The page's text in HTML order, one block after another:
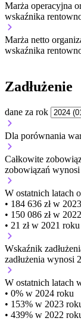
Marża operacyjna
wskaźnika
Marża netto
wskaźnika
Zadłużenie
dane za rok
Dla porównania
Całkowite
zobowiązań wynosi
W ostatnich latach
• 184 636 zł w
• 150 086 zł w
• 21 zł w 2021 roku
Wskaźnik
zadłużenia wynosi
W ostatnich latach
• 0% w 2024 roku
• 153% w 2023
• 439% w 2022